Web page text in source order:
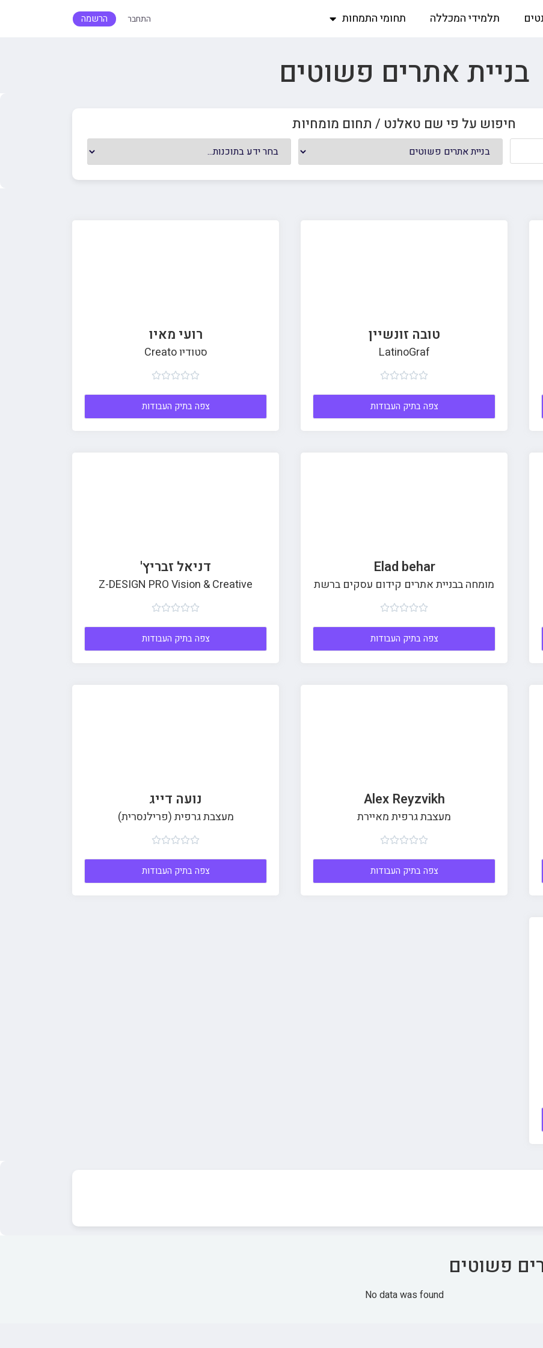
תלמידי המכללה תחומי התמחות התחבר הרשמה
בניית אתרים פשוטים
חיפוש על פי שם טאלנט / תחום מומחיות
טובה זונשיין
LatinoGraf





צפה בתיק העבודות
רועי מאיו
סטודיו Creato





צפה בתיק העבודות
Elad behar
מומחה בבניית אתרים קידום עסקים ברשת





צפה בתיק העבודות
דניאל זבריץ'
Z-DESIGN PRO Vision & Creative





צפה בתיק העבודות
Alex Reyzvikh
מעצבת גרפית מאיירת





צפה בתיק העבודות
נועה דייג
מעצבת גרפית (פרילנסרית)





צפה בתיק העבודות
פשוטים
No data was found